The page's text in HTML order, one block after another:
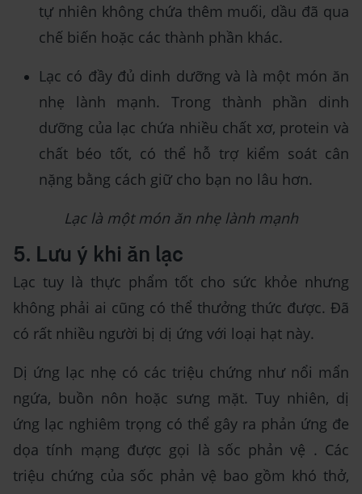
tự nhiên không chứa thêm muối, dầu đã qua
chế biến hoặc các thành phần khác.
Lạc có đầy đủ dinh dưỡng và là một món ăn
nhẹ lành mạnh. Trong thành phần dinh
dưỡng của lạc chứa nhiều chất xơ, protein và
chất béo tốt, có thể hỗ trợ kiểm soát cân
nặng bằng cách giữ cho bạn no lâu hơn.
Lạc là một món ăn nhẹ lành mạnh
5. Lưu ý khi ăn lạc
Lạc tuy là thực phẩm tốt cho sức khỏe nhưng
không phải ai cũng có thể thưởng thức được. Đã
có rất nhiều người bị dị ứng với loại hạt này.
Dị ứng lạc nhẹ có các triệu chứng như nổi mẩn
ngứa, buồn nôn hoặc sưng mặt. Tuy nhiên, dị
ứng lạc nghiêm trọng có thể gây ra phản ứng đe
dọa tính mạng được gọi là sốc phản vệ . Các
triệu chứng của sốc phản vệ bao gồm khó thở,